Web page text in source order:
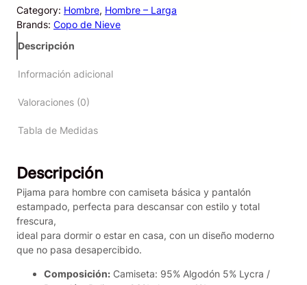
m
a
H
o
m
r
F
b
o
e
r
c
Category: Hombre, Hombre – Larga
Brands: Copo de Nieve
Descripción
Información adicional
Valoraciones (0)
Tabla de Medidas
Descripción
Pijama para hombre con camiseta básica y pantalón
estampado, perfecta para descansar con estilo y total
frescura,
ideal para dormir o estar en casa, con un diseño moderno
que no pasa desapercibido.
Composición: Camiseta: 95% Algodón 5% Lycra /